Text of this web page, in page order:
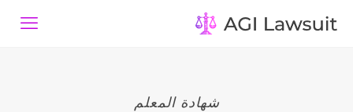
شهادة المعلم